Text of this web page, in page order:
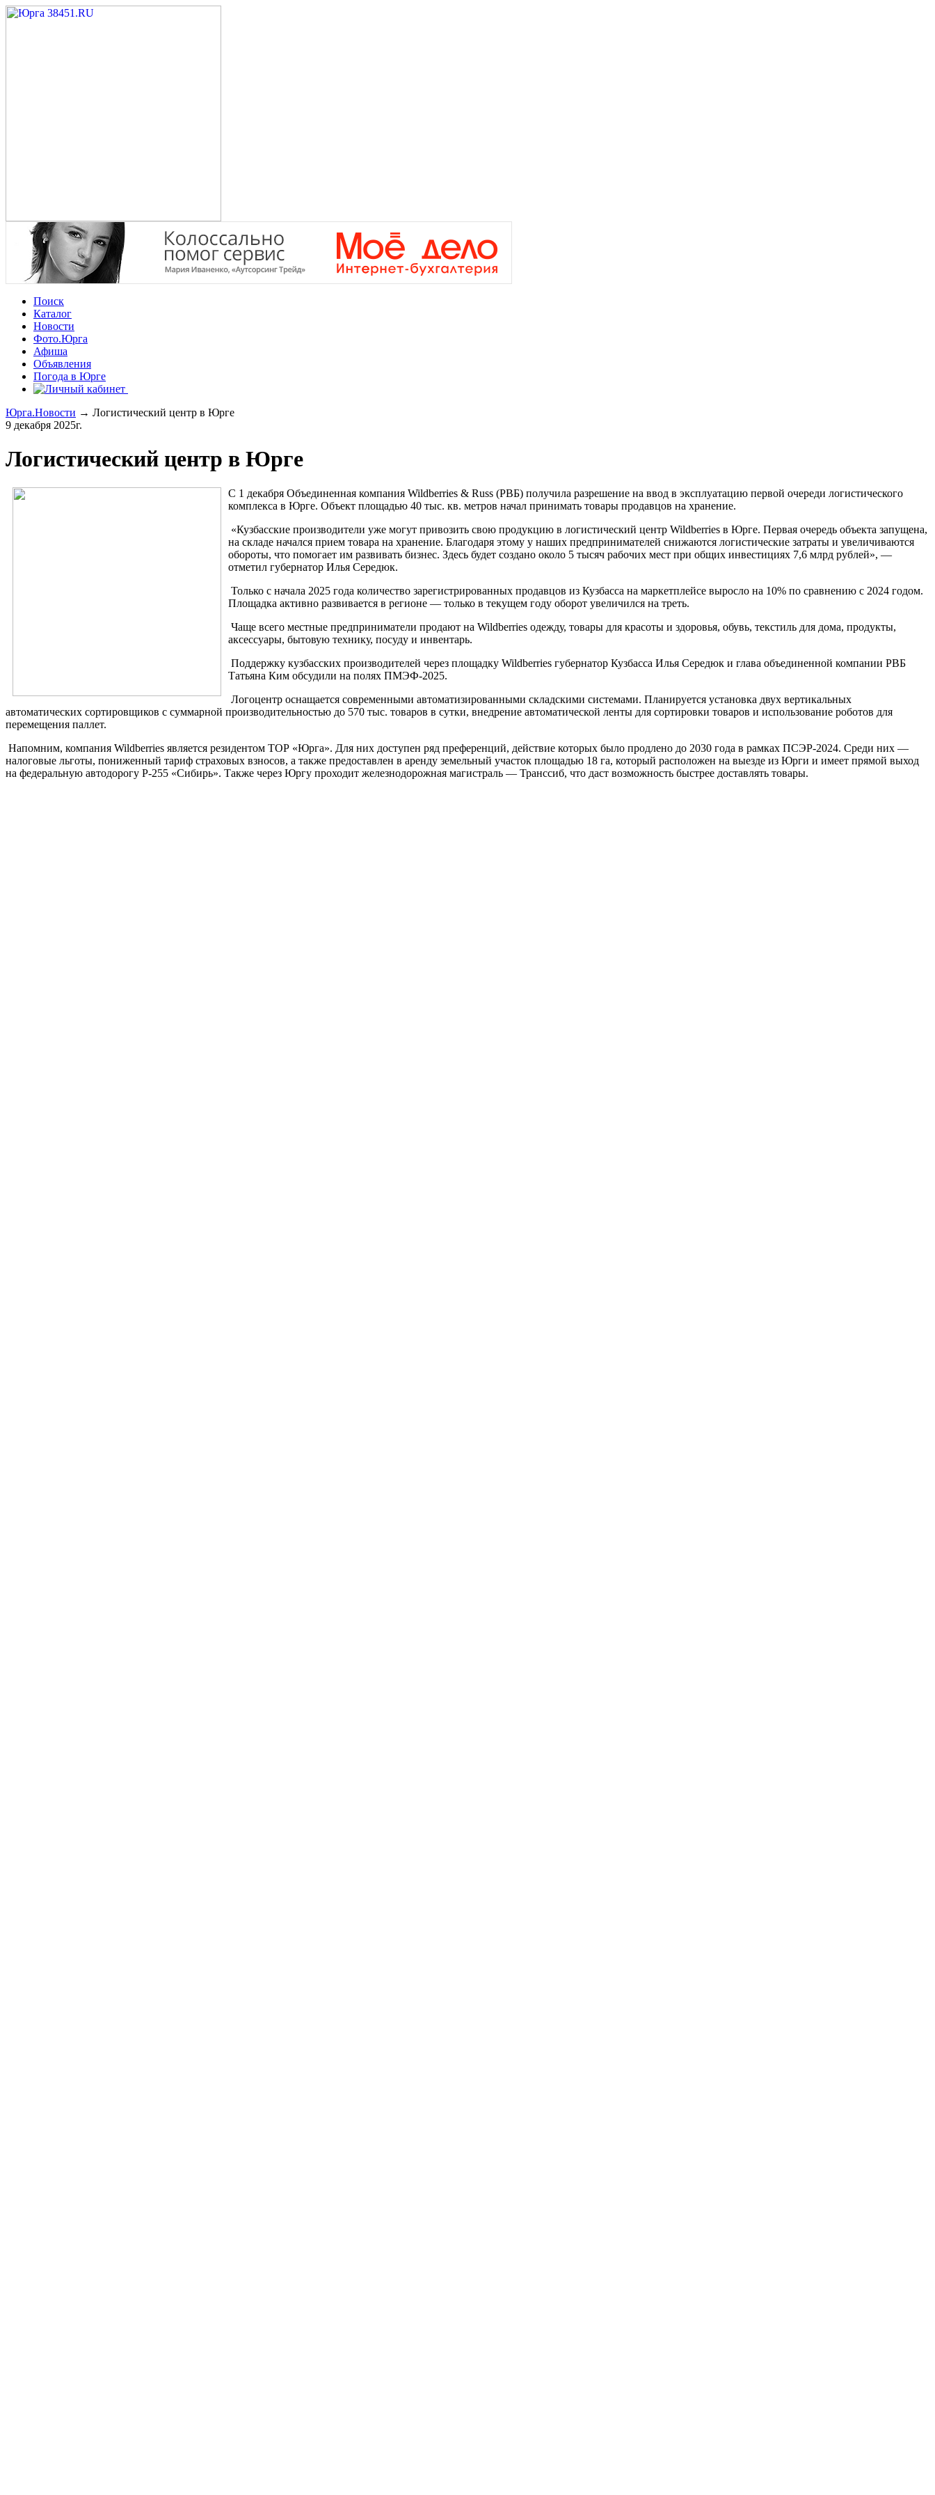
Поиск
Каталог
Новости
Фото.Юрга
Афиша
Объявления
Погода в Юрге
Юрга.Новости → Логистический центр в Юрге
9 декабря 2025г.
Логистический центр в Юрге
С 1 декабря Объединенная компания Wildberries & Russ (РВБ) получила разрешение на ввод в эксплуатацию первой очереди логистического
комплекса в Юрге. Объект площадью 40 тыс. кв. метров начал принимать товары продавцов на хранение.
«Кузбасские производители уже могут привозить свою продукцию в логистический центр Wildberries в Юрге. Первая очередь объекта запущена,
на складе начался прием товара на хранение. Благодаря этому у наших предпринимателей снижаются логистические затраты и увеличиваются
обороты, что помогает им развивать бизнес. Здесь будет создано около 5 тысяч рабочих мест при общих инвестициях 7,6 млрд рублей», —
отметил губернатор Илья Середюк.
Только с начала 2025 года количество зарегистрированных продавцов из Кузбасса на маркетплейсе выросло на 10% по сравнению с 2024 годом.
Площадка активно развивается в регионе — только в текущем году оборот увеличился на треть.
Чаще всего местные предприниматели продают на Wildberries одежду, товары для красоты и здоровья, обувь, текстиль для дома, продукты,
аксессуары, бытовую технику, посуду и инвентарь.
Поддержку кузбасских производителей через площадку Wildberries губернатор Кузбасса Илья Середюк и глава объединенной компании РВБ
Татьяна Ким обсудили на полях ПМЭФ-2025.
Логоцентр оснащается современными автоматизированными складскими системами. Планируется установка двух вертикальных
автоматических сортировщиков с суммарной производительностью до 570 тыс. товаров в сутки, внедрение автоматической ленты для сортировки товаров и использование роботов для
перемещения паллет.
Напомним, компания Wildberries является резидентом ТОР «Юрга». Для них доступен ряд преференций, действие которых было продлено до 2030 года в рамках ПСЭР-2024. Среди них —
налоговые льготы, пониженный тариф страховых взносов, а также предоставлен в аренду земельный участок площадью 18 га, который расположен на выезде из Юрги и имеет прямой выход
на федеральную автодорогу P-255 «Сибирь». Также через Юргу проходит железнодорожная магистраль — Транссиб, что даст возможность быстрее доставлять товары.